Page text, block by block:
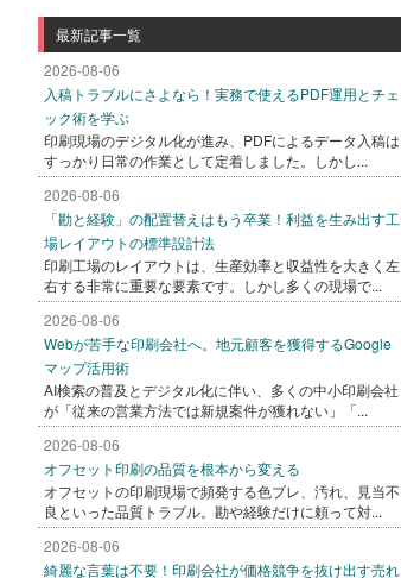
最新記事一覧
2026-08-06
入稿トラブルにさよなら！実務で使えるPDF運用とチェ
ック術を学ぶ
印刷現場のデジタル化が進み、PDFによるデータ入稿は
すっかり日常の作業として定着しました。しかし...
2026-08-06
「勘と経験」の配置替えはもう卒業！利益を生み出す工
場レイアウトの標準設計法
印刷工場のレイアウトは、生産効率と収益性を大きく左
右する非常に重要な要素です。しかし多くの現場で...
2026-08-06
Webが苦手な印刷会社へ。地元顧客を獲得するGoogle
マップ活用術
AI検索の普及とデジタル化に伴い、多くの中小印刷会社
が「従来の営業方法では新規案件が獲れない」「...
2026-08-06
オフセット印刷の品質を根本から変える
オフセットの印刷現場で頻発する色ブレ、汚れ、見当不
良といった品質トラブル。勘や経験だけに頼って対...
2026-08-06
綺麗な言葉は不要！印刷会社が価格競争を抜け出す売れ